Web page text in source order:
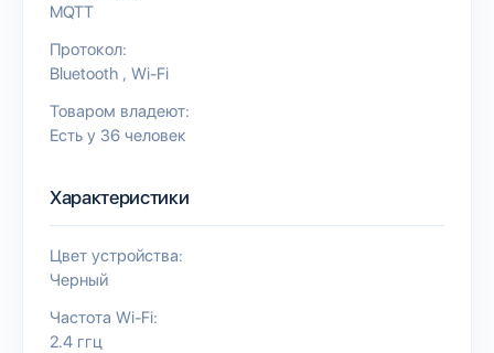
MQTT
Протокол:
Bluetooth
Wi-Fi
Товаром владеют:
Есть у 36 человек
Характеристики
Цвет устройства:
Черный
Частота Wi-Fi:
2.4 ггц